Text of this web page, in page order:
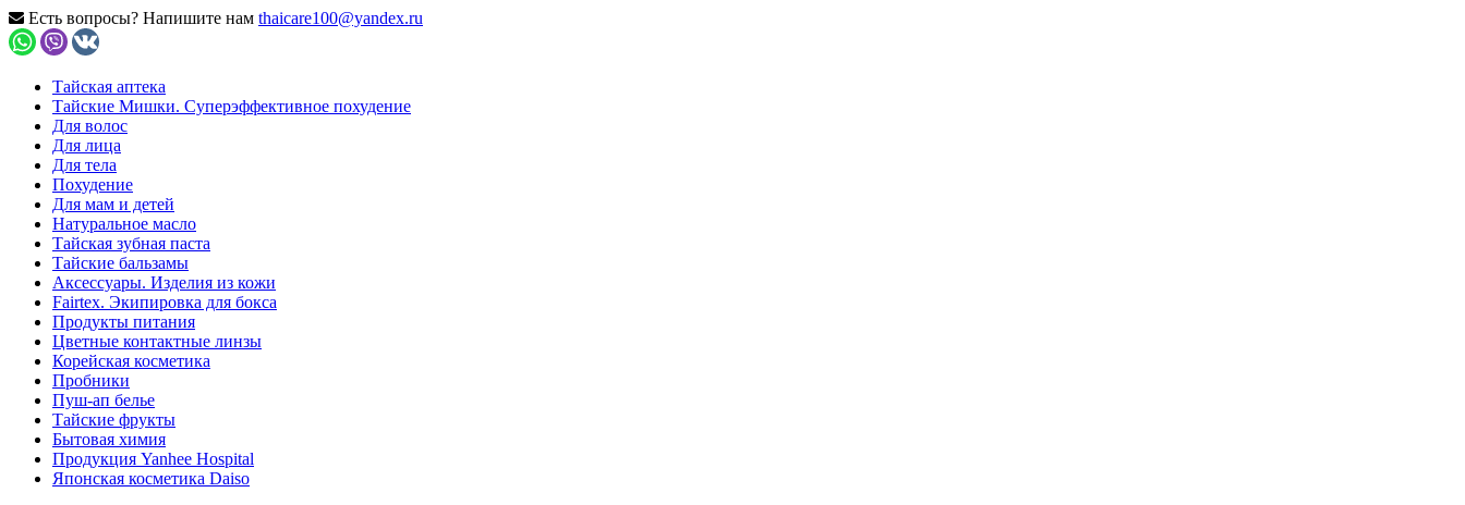
Есть вопросы? Напишите нам thaicare100@yandex.ru
Тайская аптека
Тайские Мишки. Суперэффективное похудение
Для волос
Для лица
Для тела
Похудение
Для мам и детей
Натуральное масло
Тайская зубная паста
Тайские бальзамы
Аксессуары. Изделия из кожи
Fairtex. Экипировка для бокса
Продукты питания
Цветные контактные линзы
Корейская косметика
Пробники
Пуш-ап белье
Тайские фрукты
Бытовая химия
Продукция Yanhee Hospital
Японская косметика Daiso